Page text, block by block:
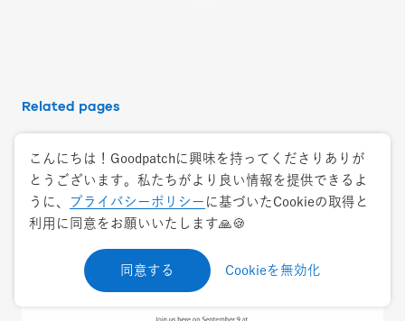
Related pages
こんにちは！Goodpatchに興味を持ってくださりありが
とうございます。私たちがより良い情報を提供できるよ
うに、
プライバシーポリシー に基づいたCookieの取得と
利用に同意をお願いいたします🙏🍪
同意する Cookieを無効化